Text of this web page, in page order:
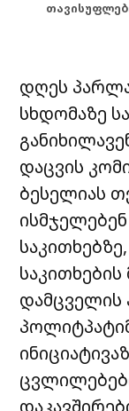
დღეს
სხდომაზე
დაცვის
ბესელიას
დამცველის